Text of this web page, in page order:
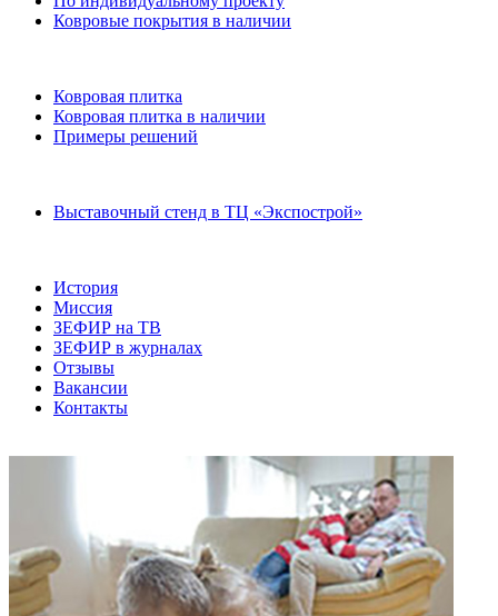
Ковровые покрытия в наличии
Ковровая плитка
Ковровая плитка в наличии
Примеры решений
Выставочный стенд в ТЦ «Экспострой»
История
Миссия
ЗЕФИР на ТВ
ЗЕФИР в журналах
Отзывы
Вакансии
Контакты